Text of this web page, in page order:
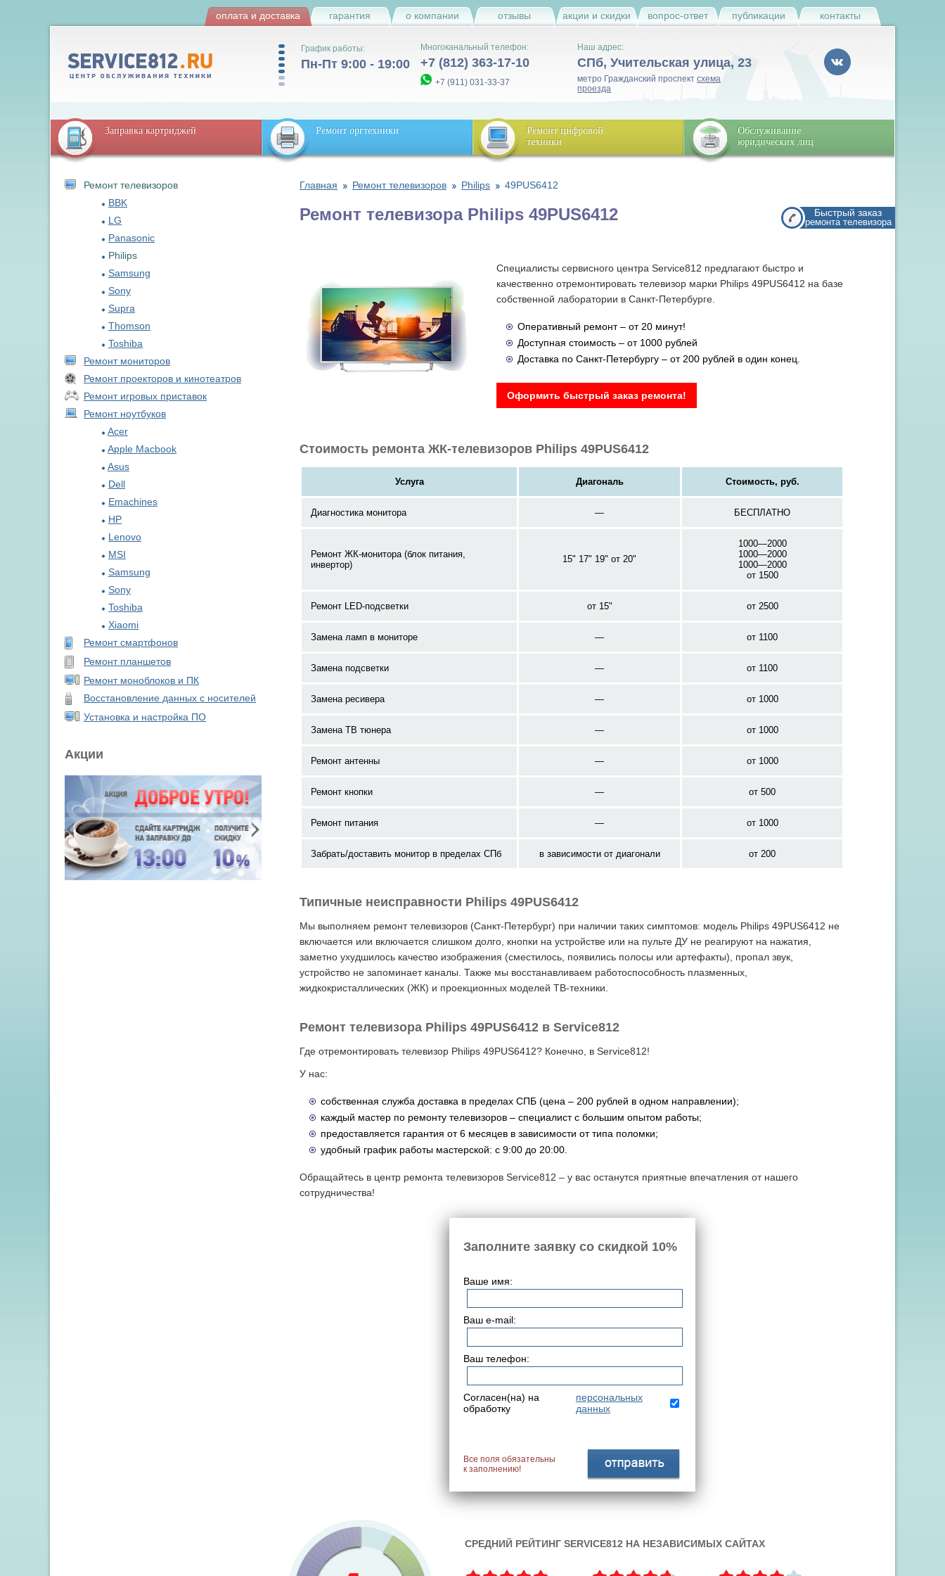
оплата и доставка гарантия о компании отзывы акции и скидки вопрос-ответ публикации контакты
График работы:
Пн-Пт 9:00 - 19:00
Многоканальный телефон:
+7 (812) 363-17-10
+7 (911) 031-33-37
Наш адрес:
СПб, Учительская улица, 23
метро Гражданский проспект схема
проезда
Заправка картриджей Ремонт оргтехники
Ремонт цифровой
техники
Обслуживание
юридических лиц
Ремонт телевизоров
BBK
LG
Panasonic
Philips
Samsung
Sony
Supra
Thomson
Toshiba
Ремонт мониторов
Ремонт проекторов и кинотеатров
Ремонт игровых приставок
Ремонт ноутбуков
Acer
Apple Macbook
Asus
Dell
Emachines
HP
Lenovo
MSI
Samsung
Sony
Toshiba
Xiaomi
Ремонт смартфонов
Ремонт планшетов
Ремонт моноблоков и ПК
Восстановление данных с носителей
Установка и настройка ПО
Акции
Главная Ремонт телевизоров Philips 49PUS6412
Ремонт телевизора Philips 49PUS6412
Специалисты сервисного центра Service812 предлагают быстро и
качественно отремонтировать телевизор марки Philips 49PUS6412 на базе
собственной лаборатории в Санкт-Петербурге.
Оперативный ремонт – от 20 минут!
Доступная стоимость – от 1000 рублей
Доставка по Санкт-Петербургу – от 200 рублей в один конец.
Оформить быстрый заказ ремонта!
Стоимость ремонта ЖК-телевизоров Philips 49PUS6412
Услуга Диагональ Стоимость, руб.
Диагностика монитора — БЕСПЛАТНО
Ремонт ЖК-монитора (блок питания,
инвертор)
15" 17" 19" от 20"
1000—2000
1000—2000
1000—2000
от 1500
Ремонт LED-подсветки от 15" от 2500
Замена ламп в мониторе — от 1100
Замена подсветки — от 1100
Замена ресивера — от 1000
Замена ТВ тюнера — от 1000
Ремонт антенны — от 1000
Ремонт кнопки — от 500
Ремонт питания — от 1000
Забрать/доставить монитор в пределах СПб в зависимости от диагонали от 200
Типичные неисправности Philips 49PUS6412
Мы выполняем ремонт телевизоров (Санкт-Петербург) при наличии таких симптомов: модель Philips 49PUS6412 не
включается или включается слишком долго, кнопки на устройстве или на пульте ДУ не реагируют на нажатия,
заметно ухудшилось качество изображения (сместилось, появились полосы или артефакты), пропал звук,
устройство не запоминает каналы. Также мы восстанавливаем работоспособность плазменных,
жидкокристаллических (ЖК) и проекционных моделей ТВ-техники.
Ремонт телевизора Philips 49PUS6412 в Service812
Где отремонтировать телевизор Philips 49PUS6412? Конечно, в Service812!
У нас:
собственная служба доставка в пределах СПБ (цена – 200 рублей в одном направлении);
каждый мастер по ремонту телевизоров – специалист с большим опытом работы;
предоставляется гарантия от 6 месяцев в зависимости от типа поломки;
удобный график работы мастерской: с 9:00 до 20:00.
Обращайтесь в центр ремонта телевизоров Service812 – у вас останутся приятные впечатления от нашего
сотрудничества!
Заполните заявку со скидкой 10%
Ваше имя:
Ваш e-mail:
Ваш телефон:
Согласен(на) на
обработку
персональных
данных
Все поля обязательны
к заполнению!
СРЕДНИЙ РЕЙТИНГ SERVICE812 НА НЕЗАВИСИМЫХ САЙТАХ
Быстрый заказ
ремонта телевизора